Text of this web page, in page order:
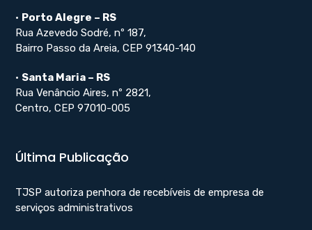
• Porto Alegre – RS
Rua Azevedo Sodré, nº 187,
Bairro Passo da Areia, CEP 91340-140
• Santa Maria – RS
Rua Venâncio Aires, nº 2821,
Centro, CEP 97010-005
Última Publicação
TJSP autoriza penhora de recebíveis de empresa de
serviços administrativos